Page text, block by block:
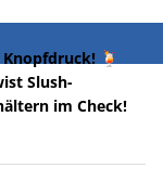
Knopfdruck! 🍹
Slush-
im Check!